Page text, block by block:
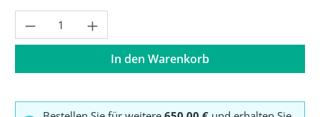
Produkt Anzahl: Gib den gewünschten
In den Warenkorb